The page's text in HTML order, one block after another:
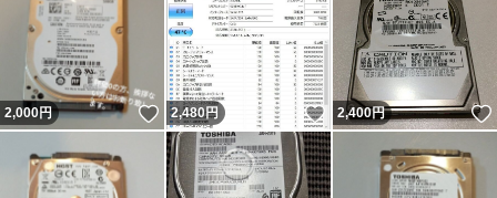
2,000円 いいね！
2,480円 いいね！
2,400円